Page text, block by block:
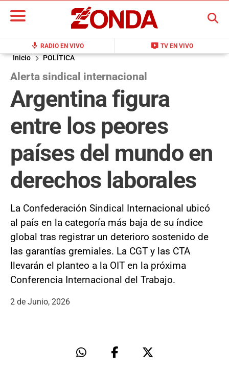
mic RADIO EN VIVO live_tv TV EN VIVO
BUSCAR
Inicio POLÍTICA
Alerta sindical internacional
Argentina figura
entre los peores
países del mundo en
derechos laborales
La Confederación Sindical Internacional ubicó
al país en la categoría más baja de su índice
global tras registrar un deterioro sostenido de
las garantías gremiales. La CGT y las CTA
llevarán el planteo a la OIT en la próxima
Conferencia Internacional del Trabajo.
2 de Junio, 2026